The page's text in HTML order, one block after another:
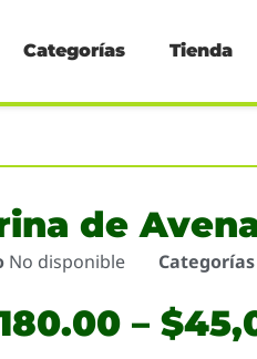
Categorías Tienda
de
No disponible Categorías
– $